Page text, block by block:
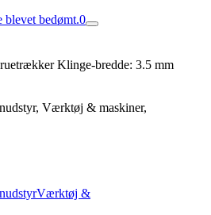
blevet bedømt.0
Klinge-bredde: 3.5 mm
Værktøj & maskiner,
Værktøj &